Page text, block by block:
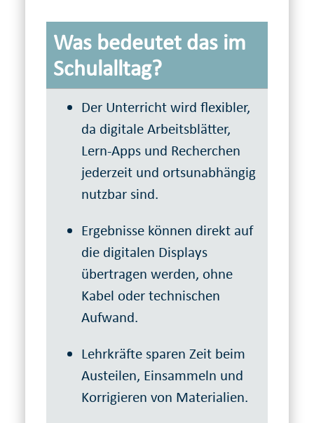
Was bedeutet das im
Schulalltag?
Der Unterricht wird flexibler,
da digitale Arbeitsblätter,
Lern-Apps und Recherchen
jederzeit und ortsunabhängig
nutzbar sind.
Ergebnisse können direkt auf
die digitalen Displays
übertragen werden, ohne
Kabel oder technischen
Aufwand.
Lehrkräfte sparen Zeit beim
Austeilen, Einsammeln und
Korrigieren von Materialien.